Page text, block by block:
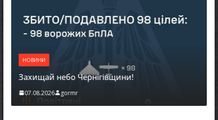
НОВИНИ
Захищай небо Чернігівщини!
07.08.2026 gormr